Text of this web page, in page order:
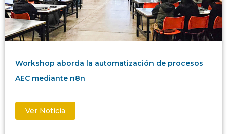
Workshop aborda la automatización de procesos
AEC mediante n8n
Ver Noticia